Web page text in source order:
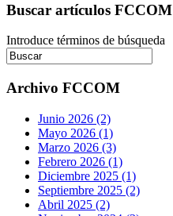
Buscar artículos FCCOM
Introduce términos de búsqueda
Archivo FCCOM
Junio 2026 (2)
Mayo 2026 (1)
Marzo 2026 (3)
Febrero 2026 (1)
Diciembre 2025 (1)
Septiembre 2025 (2)
Abril 2025 (2)